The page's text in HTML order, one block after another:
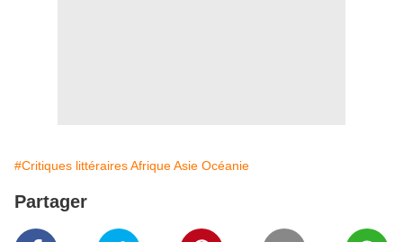
#Critiques littéraires Afrique Asie Océanie
Partager